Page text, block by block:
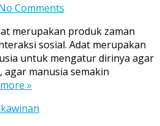
Comments
Perkawinan
Adat
Nias
Daerah
merupakan produk zaman
sosial. Adat merupakan
untuk mengatur dirinya agar
manusia semakin
»